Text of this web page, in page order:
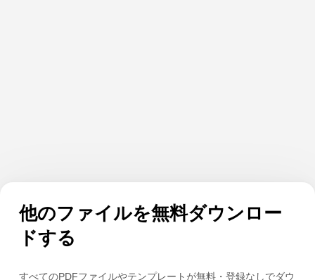
他のファイルを無料ダウンロー
ドする
すべてのPDFファイルやテンプレートが無料・登録なしでダウ